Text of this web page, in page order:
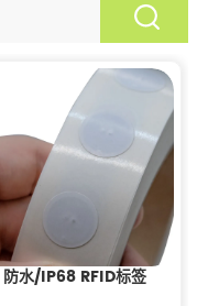
防水/IP68 RFID标签